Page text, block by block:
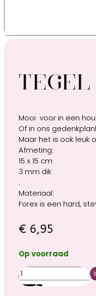
Mooi voor in een
Of in ons
Maar het is ook leuk
Afmeting:
15 x 15 cm
3 mm dik
.
Materiaal:
Forex is een hard,
€ 6,95
Op voorraad
Tegel
Love